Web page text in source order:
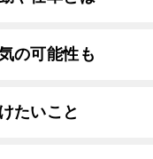
の可能性も
たいこと